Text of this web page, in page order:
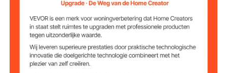
Maashoogte 31 inch / 790 ± 8 mm
Totale hoogte 34,2 inch / 870 ± 8 mm